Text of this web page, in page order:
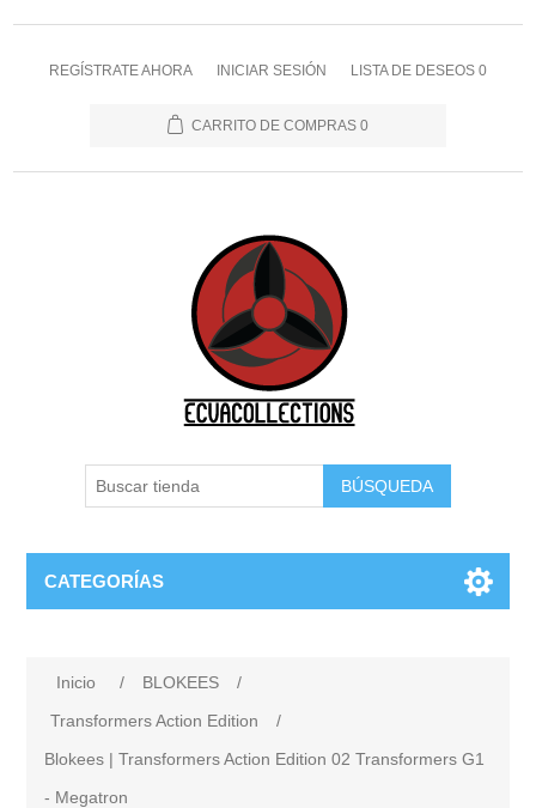
REGÍSTRATE AHORA INICIAR SESIÓN LISTA DE DESEOS 0
CARRITO DE COMPRAS 0
BÚSQUEDA
CATEGORÍAS
Inicio / BLOKEES
/
Transformers Action Edition
/
Blokees | Transformers Action Edition 02 Transformers G1
- Megatron